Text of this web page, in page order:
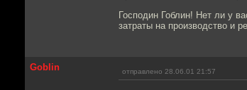
Господин Гоблин! Нет ли у
затраты на производство и
Goblin отправлено 28.06.01 21:57